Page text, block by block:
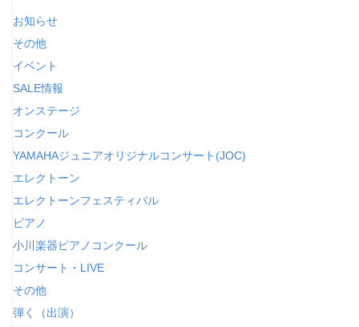
ゴ
リ
ー
お知らせ
その他
イベント
SALE情報
オンステージ
コンクール
YAMAHAジュニアオリジナルコンサート(JOC)
エレクトーン
エレクトーンフェスティバル
ピアノ
小川楽器ピアノコンクール
コンサート・LIVE
その他
弾く（出演）